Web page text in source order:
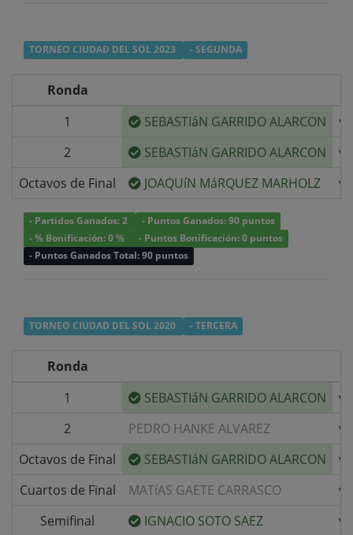
TORNEO CIUDAD DEL SOL 2023 - SEGUNDA
Ronda
1
SEBASTIáN GARRIDO ALARCON
v/
2
SEBASTIáN GARRIDO ALARCON
v/
Octavos de Final
JOAQUíN MáRQUEZ MARHOLZ v/
- Partidos Ganados: 2
- Puntos Ganados: 90 puntos
- % Bonificación: 0 %
- Puntos Bonificación: 0 puntos
- Puntos Ganados Total: 90 puntos
TORNEO CIUDAD DEL SOL 2020 - TERCERA
Ronda
1
SEBASTIáN GARRIDO ALARCON
v/
2
PEDRO HANKE ALVAREZ
v/
Octavos de Final
SEBASTIáN GARRIDO ALARCON
v/
Cuartos de Final
MATíAS GAETE CARRASCO
v/
Semifinal
IGNACIO SOTO SAEZ v/